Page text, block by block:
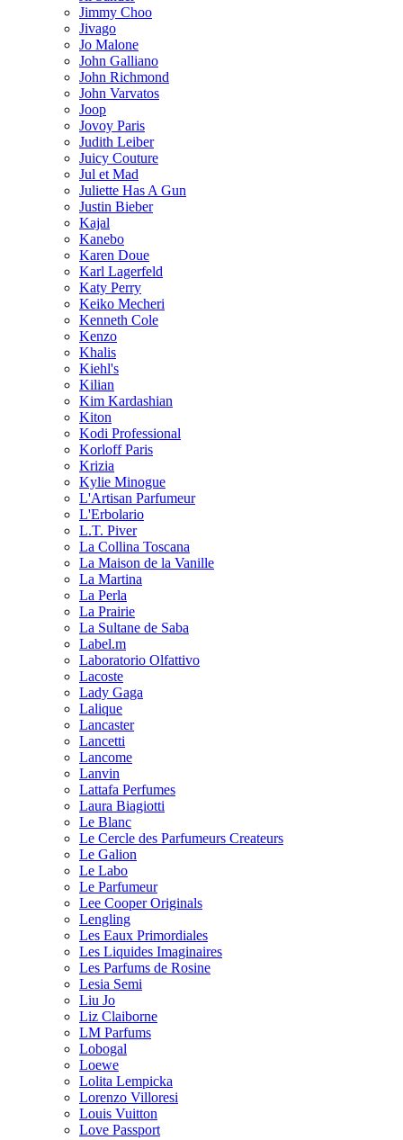
Jimmy Choo
Jivago
Jo Malone
John Galliano
John Richmond
John Varvatos
Joop
Jovoy Paris
Judith Leiber
Juicy Couture
Jul et Mad
Juliette Has A Gun
Justin Bieber
Kajal
Kanebo
Karen Doue
Karl Lagerfeld
Katy Perry
Keiko Mecheri
Kenneth Cole
Kenzo
Khalis
Kiehl's
Kilian
Kim Kardashian
Kiton
Kodi Professional
Korloff Paris
Krizia
Kylie Minogue
L'Artisan Parfumeur
L'Erbolario
L.T. Piver
La Collina Toscana
La Maison de la Vanille
La Martina
La Perla
La Prairie
La Sultane de Saba
Label.m
Laboratorio Olfattivo
Lacoste
Lady Gaga
Lalique
Lancaster
Lancetti
Lancome
Lanvin
Lattafa Perfumes
Laura Biagiotti
Le Blanc
Le Cercle des Parfumeurs Createurs
Le Galion
Le Labo
Le Parfumeur
Lee Cooper Originals
Lengling
Les Eaux Primordiales
Les Liquides Imaginaires
Les Parfums de Rosine
Lesia Semi
Liu Jo
Liz Claiborne
LM Parfums
Lobogal
Loewe
Lolita Lempicka
Lorenzo Villoresi
Louis Vuitton
Love Passport